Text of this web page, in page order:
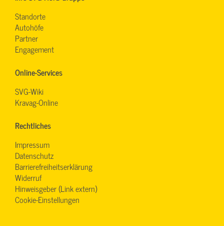
Standorte
Autohöfe
Partner
Engagement
Online-Services
SVG-Wiki
Kravag-Online
Rechtliches
Impressum
Datenschutz
Barrierefreiheitserklärung
Widerruf
Hinweisgeber (Link extern)
Cookie-Einstellungen